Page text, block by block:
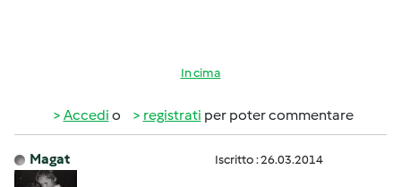
In cima
Accedi o registrati per poter commentare
Magat Iscritto : 26.03.2014